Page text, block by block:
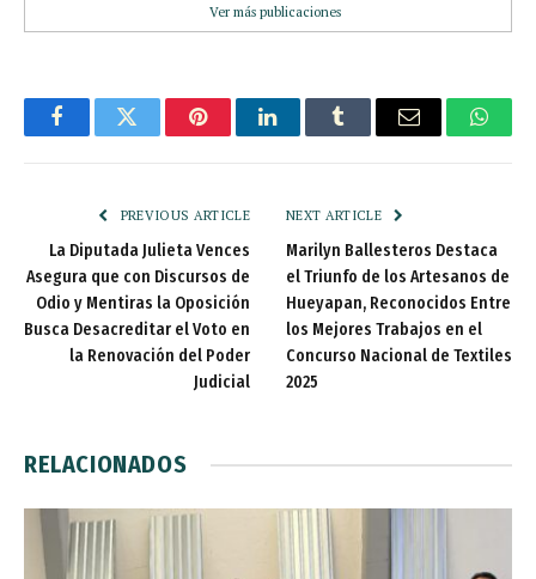
Ver más publicaciones
FacebookTwitter PinterestLinkedInTumblr Email
PREVIOUS ARTICLE
La Diputada Julieta Vences
Asegura que con Discursos de
Odio y Mentiras la Oposición
Busca Desacreditar el Voto en
la Renovación del Poder
Judicial
NEXT ARTICLE
Marilyn Ballesteros Destaca
el Triunfo de los Artesanos de
Hueyapan, Reconocidos Entre
los Mejores Trabajos en el
Concurso Nacional de Textiles
2025
RELACIONADOS